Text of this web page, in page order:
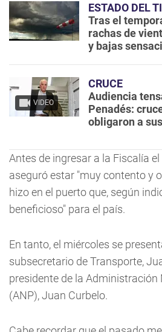
ESTADO DEL
Tras el
rachas de
y bajas
VIDEO
CRUCE
Audiencia
Penadés:
obligaron a
Antes de ingresar a la Fiscalía
aseguró estar "muy contento y
hizo en el puerto que, según
beneficioso" para el país.
En tanto, el miércoles se
subsecretario de Transporte,
presidente de la Administración
(ANP), Juan Curbelo.